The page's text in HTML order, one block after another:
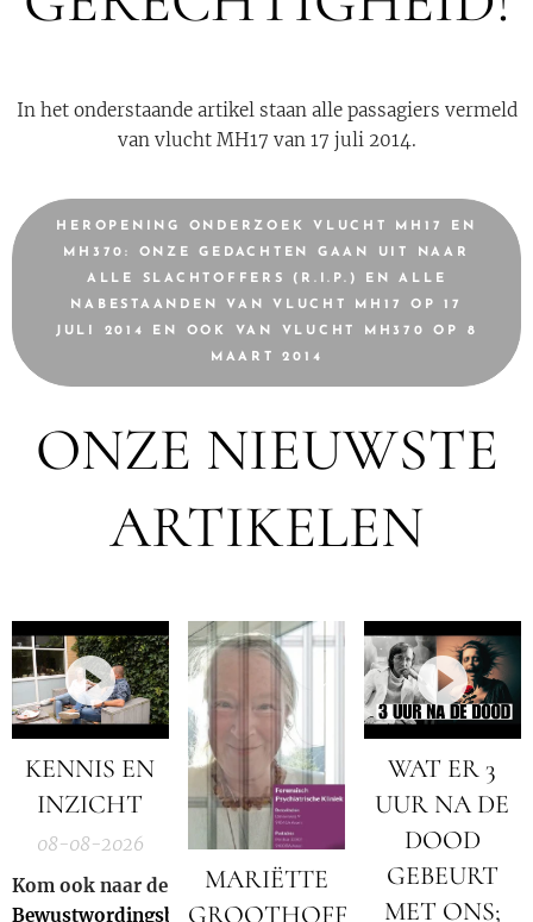
In het onderstaande artikel staan alle passagiers vermeld
van vlucht MH17 van 17 juli 2014.
HEROPENING ONDERZOEK VLUCHT MH17 EN
MH370: ONZE GEDACHTEN GAAN UIT NAAR
ALLE SLACHTOFFERS (R.I.P.) EN ALLE
NABESTAANDEN VAN VLUCHT MH17 OP 17
JULI 2014 EN OOK VAN VLUCHT MH370 OP 8
MAART 2014
ONZE NIEUWSTE
ARTIKELEN
KENNIS EN
INZICHT
08-08-2026
Kom ook naar de
Bewustwordingsbeurs
MARIËTTE
GROOTHOFF
WAT ER 3
UUR NA DE
DOOD
GEBEURT
MET ONS;